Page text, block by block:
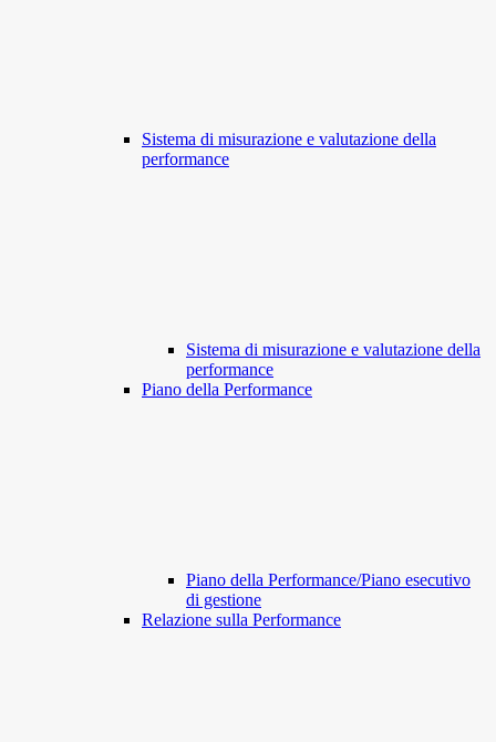
Sistema di misurazione e valutazione della
performance
Sistema di misurazione e valutazione della
performance
Piano della Performance
Piano della Performance/Piano esecutivo
di gestione
Relazione sulla Performance